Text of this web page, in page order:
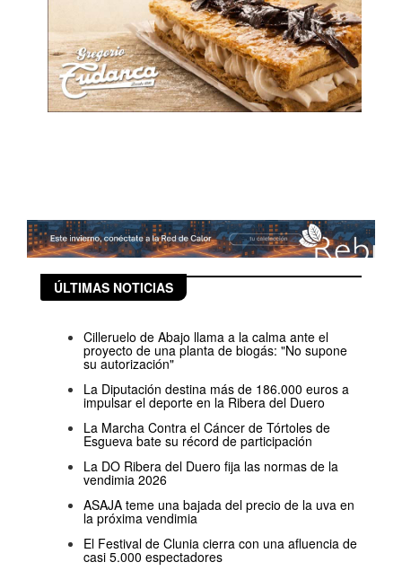
ÚLTIMAS NOTICIAS
Cilleruelo de Abajo llama a la calma ante el
proyecto de una planta de biogás: "No supone
su autorización"
La Diputación destina más de 186.000 euros a
impulsar el deporte en la Ribera del Duero
La Marcha Contra el Cáncer de Tórtoles de
Esgueva bate su récord de participación
La DO Ribera del Duero fija las normas de la
vendimia 2026
ASAJA teme una bajada del precio de la uva en
la próxima vendimia
El Festival de Clunia cierra con una afluencia de
casi 5.000 espectadores